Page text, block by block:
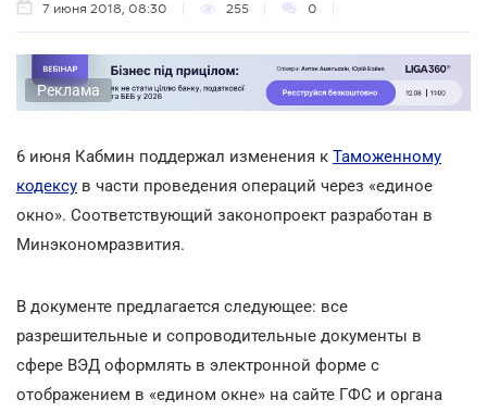
7 июня 2018, 08:30 255 0
Реклама
6 июня Кабмин поддержал изменения к Таможенному
кодексу в части проведения операций через «единое
окно». Соответствующий законопроект разработан в
Минэкономразвития.
В документе предлагается следующее: все
разрешительные и сопроводительные документы в
сфере ВЭД оформлять в электронной форме с
отображением в «едином окне» на сайте ГФС и органа